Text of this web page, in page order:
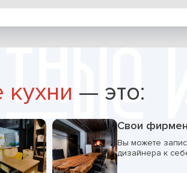
кухни — это:
Свои
Вы можете
дизайнера к